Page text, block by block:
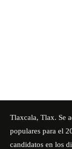
Tlaxcala, Tlax. Se
populares para el
candidatos en los